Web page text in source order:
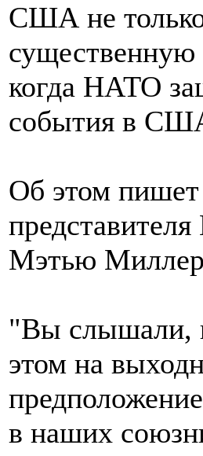
США не
существенную
когда НАТО
события в США
Об этом пишет
Мэтью
"Вы слышали,
этом на
в наших